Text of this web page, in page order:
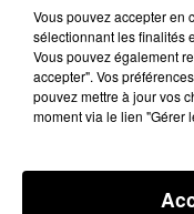
27 mai 2024 - 1 min
L'AGENDA DE
10H40
L'AGENDA
Vous pouvez accepter en
sélectionnant les finalités
Vous pouvez également
accepter". Vos
pouvez mettre à jour vos
moment via le lien "Gérer